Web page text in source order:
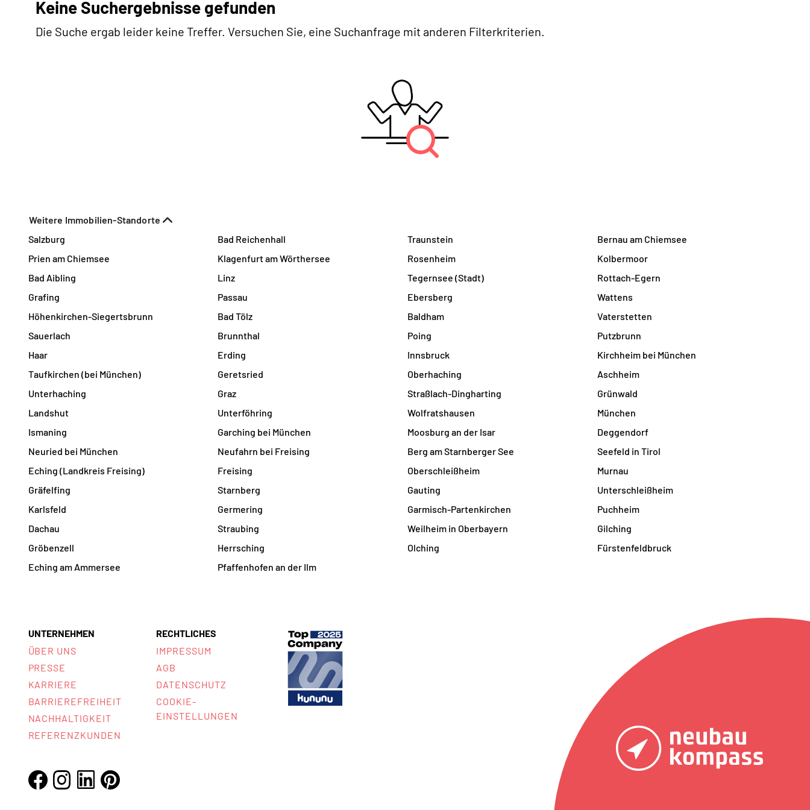
Keine Suchergebnisse gefunden
Die Suche ergab leider keine Treffer. Versuchen Sie, eine Suchanfrage mit anderen Filterkriterien.
Weitere Immobilien-Standorte
Salzburg
Bad Reichenhall Traunstein
Bernau am Chiemsee
Prien am Chiemsee
Klagenfurt am Wörthersee Rosenheim
Kolbermoor
Bad Aibling
Linz Tegernsee (Stadt)
Rottach-Egern
Grafing
Passau Ebersberg
Wattens
Höhenkirchen-Siegertsbrunn
Bad Tölz Baldham
Vaterstetten
Sauerlach
Brunnthal Poing
Putzbrunn
Haar
Erding Innsbruck
Kirchheim bei München
Taufkirchen (bei München)
Geretsried Oberhaching
Aschheim
Unterhaching
Graz Straßlach-Dingharting
Grünwald
Landshut
Unterföhring Wolfratshausen
München
Ismaning
Garching bei München Moosburg an der Isar
Deggendorf
Neuried bei München
Neufahrn bei Freising Berg am Starnberger See
Seefeld in Tirol
Eching (Landkreis Freising)
Freising Oberschleißheim
Murnau
Gräfelfing
Starnberg Gauting
Unterschleißheim
Karlsfeld
Germering Garmisch-Partenkirchen
Puchheim
Dachau
Straubing Weilheim in Oberbayern
Gilching
Gröbenzell
Herrsching Olching
Fürstenfeldbruck
Eching am Ammersee
Pfaffenhofen an der Ilm
UNTERNEHMEN
ÜBER UNS
PRESSE
KARRIERE
BARRIEREFREIHEIT
NACHHALTIGKEIT
REFERENZKUNDEN
RECHTLICHES
IMPRESSUM
AGB
DATENSCHUTZ
COOKIE-
EINSTELLUNGEN